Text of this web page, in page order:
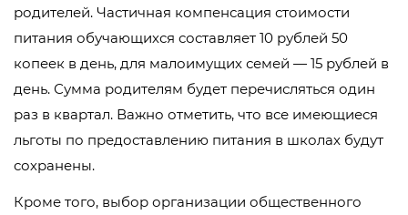
родителей. Частичная компенсация стоимости
питания обучающихся составляет 10 рублей 50
копеек в день, для малоимущих семей — 15 рублей в
день. Сумма родителям будет перечисляться один
раз в квартал. Важно отметить, что все имеющиеся
льготы по предоставлению питания в школах будут
сохранены.
Кроме того, выбор организации общественного